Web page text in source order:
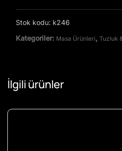
Stok kodu: k246
Kategoriler: Masa Ürünleri, Tuzluk
İlgili ürünler